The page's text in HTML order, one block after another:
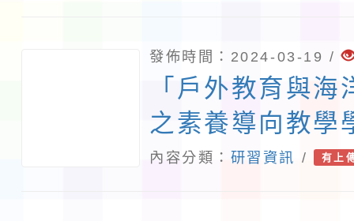
坊」簡章1份。
發佈時間：2024-03-19 /
「戶外教育與
之素養導向教學
會」資訊及徵稿
內容分類： 研習資訊 / 有上